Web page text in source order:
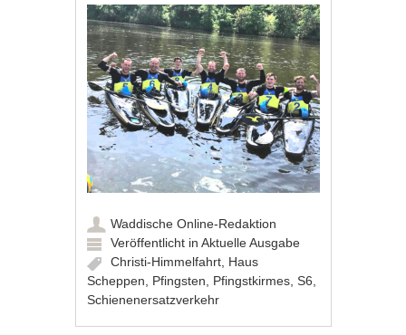
Waddische Online-Redaktion
Veröffentlicht inAktuelle Ausgabe
Christi-Himmelfahrt, Haus
Scheppen, Pfingsten, Pfingstkirmes,S6,
Schienenersatzverkehr